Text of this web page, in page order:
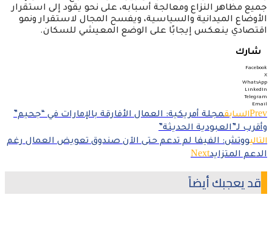
جميع مظاهر النزاع ومعالجة أسبابه، على نحو يقود إلى استقرار
الأوضاع الميدانية والسياسية، ويفسح المجال لاستقرار ونمو
اقتصادي ينعكس إيجابًا على الوضع المعيشي للسكان.
شارك
Facebook
X
WhatsApp
LinkedIn
Telegram
Email
Prevالسابقمجلة أمريكية: العمال الأفارقة بالإمارات في “جحيم”
وأقرب لـ”العبودية الحديثة”
التاليووتش: الفيفا لم تدعم حتى الآن صندوق تعويض العمال رغم
الدعم المتزايدNext
قد يعجبك أيضاً